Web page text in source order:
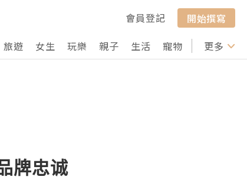
會員登記
開始撰寫
旅遊 女生 玩樂 親子 生活 寵物 行山 打卡
更多
牌忠诚